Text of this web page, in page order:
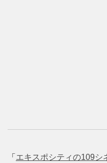
「 エキスポシティの109シ